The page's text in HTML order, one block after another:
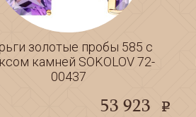
золотые пробы 585 с
камней SOKOLOV 72-
00437
53 923 e